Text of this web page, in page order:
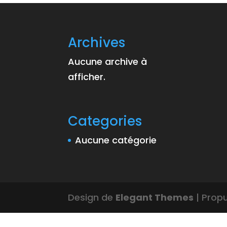
Archives
Aucune archive à
afficher.
Categories
Aucune catégorie
Design de Elegant Themes |